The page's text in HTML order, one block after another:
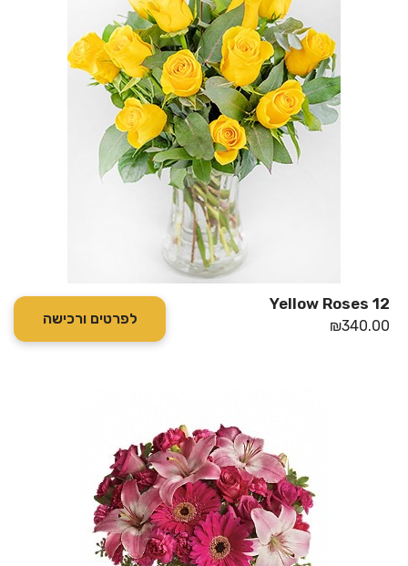
12 Yellow Roses
₪340.00 לפרטים ורכישה